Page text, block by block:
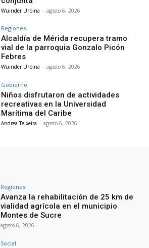
Wuinder Urbina - agosto 6, 2026
Regiones
Alcaldía de Mérida recupera tramo
vial de la parroquia Gonzalo Picón
Febres
Wuinder Urbina - agosto 6, 2026
Gobierno
Niños disfrutaron de actividades
recreativas en la Universidad
Marítima del Caribe
Andrea Teixeira - agosto 6, 2026
Regiones
Avanza la rehabilitación de 25 km de
vialidad agrícola en el municipio
Montes de Sucre
agosto 6, 2026
Social